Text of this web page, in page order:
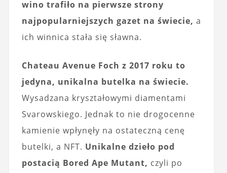
wino trafiło na pierwsze strony
najpopularniejszych gazet na świecie, a
ich winnica stała się sławna.
Chateau Avenue Foch z 2017 roku to
jedyna, unikalna butelka na świecie.
Wysadzana kryształowymi diamentami
Svarowskiego. Jednak to nie drogocenne
kamienie wpłynęły na ostateczną cenę
butelki, a NFT. Unikalne dzieło pod
postacią Bored Ape Mutant, czyli po